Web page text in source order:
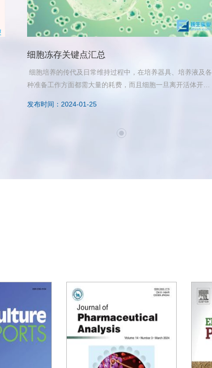
细胞冻存关键点汇总
细胞培养的传代及日常维持过程中，在培养器具、培养液及各
种准备工作方面都需大量的耗费，而且细胞一旦离开活体开始
数的增加和体外环境条件的变化而不断有新的变化。因此及时
一年之久；细胞储存在液氮中，温度达-196℃，理论上储存时
发布时间：2024-01-25